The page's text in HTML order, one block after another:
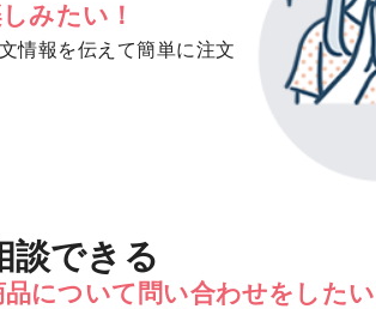
みたい！​
情報を伝えて簡単に注文
談できる
品について 問い合わせをしたい​